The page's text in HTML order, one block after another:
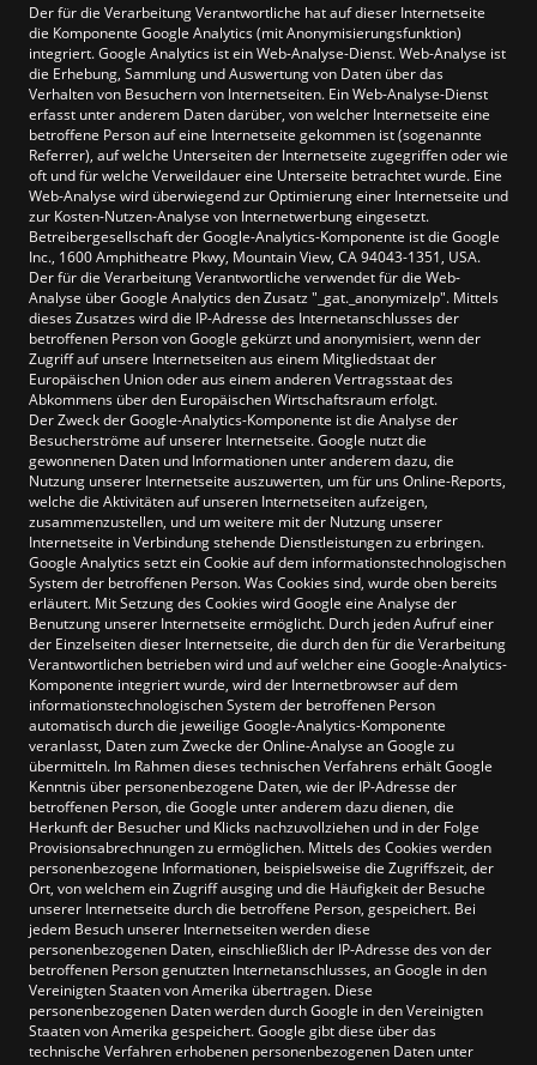
Der für die Verarbeitung Verantwortliche hat auf dieser Internetseite
die Komponente Google Analytics (mit Anonymisierungsfunktion)
integriert. Google Analytics ist ein Web-Analyse-Dienst. Web-Analyse ist
die Erhebung, Sammlung und Auswertung von Daten über das
Verhalten von Besuchern von Internetseiten. Ein Web-Analyse-Dienst
erfasst unter anderem Daten darüber, von welcher Internetseite eine
betroffene Person auf eine Internetseite gekommen ist (sogenannte
Referrer), auf welche Unterseiten der Internetseite zugegriffen oder wie
oft und für welche Verweildauer eine Unterseite betrachtet wurde. Eine
Web-Analyse wird überwiegend zur Optimierung einer Internetseite und
zur Kosten-Nutzen-Analyse von Internetwerbung eingesetzt.
Betreibergesellschaft der Google-Analytics-Komponente ist die Google
Inc., 1600 Amphitheatre Pkwy, Mountain View, CA 94043-1351, USA.
Der für die Verarbeitung Verantwortliche verwendet für die Web-
Analyse über Google Analytics den Zusatz "_gat._anonymizeIp". Mittels
dieses Zusatzes wird die IP-Adresse des Internetanschlusses der
betroffenen Person von Google gekürzt und anonymisiert, wenn der
Zugriff auf unsere Internetseiten aus einem Mitgliedstaat der
Europäischen Union oder aus einem anderen Vertragsstaat des
Abkommens über den Europäischen Wirtschaftsraum erfolgt.
Der Zweck der Google-Analytics-Komponente ist die Analyse der
Besucherströme auf unserer Internetseite. Google nutzt die
gewonnenen Daten und Informationen unter anderem dazu, die
Nutzung unserer Internetseite auszuwerten, um für uns Online-Reports,
welche die Aktivitäten auf unseren Internetseiten aufzeigen,
zusammenzustellen, und um weitere mit der Nutzung unserer
Internetseite in Verbindung stehende Dienstleistungen zu erbringen.
Google Analytics setzt ein Cookie auf dem informationstechnologischen
System der betroffenen Person. Was Cookies sind, wurde oben bereits
erläutert. Mit Setzung des Cookies wird Google eine Analyse der
Benutzung unserer Internetseite ermöglicht. Durch jeden Aufruf einer
der Einzelseiten dieser Internetseite, die durch den für die Verarbeitung
Verantwortlichen betrieben wird und auf welcher eine Google-Analytics-
Komponente integriert wurde, wird der Internetbrowser auf dem
informationstechnologischen System der betroffenen Person
automatisch durch die jeweilige Google-Analytics-Komponente
veranlasst, Daten zum Zwecke der Online-Analyse an Google zu
übermitteln. Im Rahmen dieses technischen Verfahrens erhält Google
Kenntnis über personenbezogene Daten, wie der IP-Adresse der
betroffenen Person, die Google unter anderem dazu dienen, die
Herkunft der Besucher und Klicks nachzuvollziehen und in der Folge
Provisionsabrechnungen zu ermöglichen. Mittels des Cookies werden
personenbezogene Informationen, beispielsweise die Zugriffszeit, der
Ort, von welchem ein Zugriff ausging und die Häufigkeit der Besuche
unserer Internetseite durch die betroffene Person, gespeichert. Bei
jedem Besuch unserer Internetseiten werden diese
personenbezogenen Daten, einschließlich der IP-Adresse des von der
betroffenen Person genutzten Internetanschlusses, an Google in den
Vereinigten Staaten von Amerika übertragen. Diese
personenbezogenen Daten werden durch Google in den Vereinigten
Staaten von Amerika gespeichert. Google gibt diese über das
technische Verfahren erhobenen personenbezogenen Daten unter